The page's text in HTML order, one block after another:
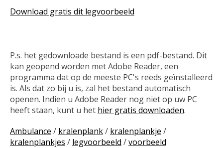
Download gratis dit legvoorbeeld
P.s. het gedownloade bestand is een pdf-bestand. Dit
kan geopend worden met Adobe Reader, een
programma dat op de meeste PC's reeds geïnstalleerd
is. Als dat zo bij u is, zal het bestand automatisch
openen. Indien u Adobe Reader nog niet op uw PC
heeft staan, kunt u het hier gratis downloaden.
Ambulance / kralenplank/ kralenplankje /
kralenplankjes / legvoorbeeld /voorbeeld